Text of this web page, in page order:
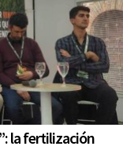
la fertilización